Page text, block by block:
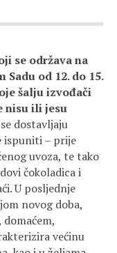
se održava na
od 12. do 15.
šalju izvođači
nisu ili jesu
dostavljaju
ispuniti – prije
uvoza, te tako
čokoladica i
U posljednje
novog doba,
većinu